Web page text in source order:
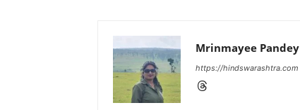
Mrinmayee Pandey
https://hindswarashtra.com